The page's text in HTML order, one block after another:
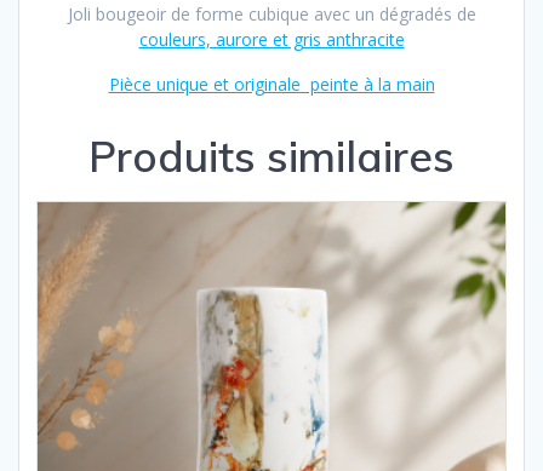
Joli bougeoir de forme cubique avec un dégradés de
couleurs, aurore et gris anthracite
Pièce unique et originale peinte à la main
Produits similaires